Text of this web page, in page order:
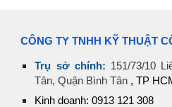
CÔNG TY TNHH KỸ THUẬT
Trụ sở chính: 151/73/10
Tân, Quận Bình Tân , TP
Kinh doanh: 0913 121 308